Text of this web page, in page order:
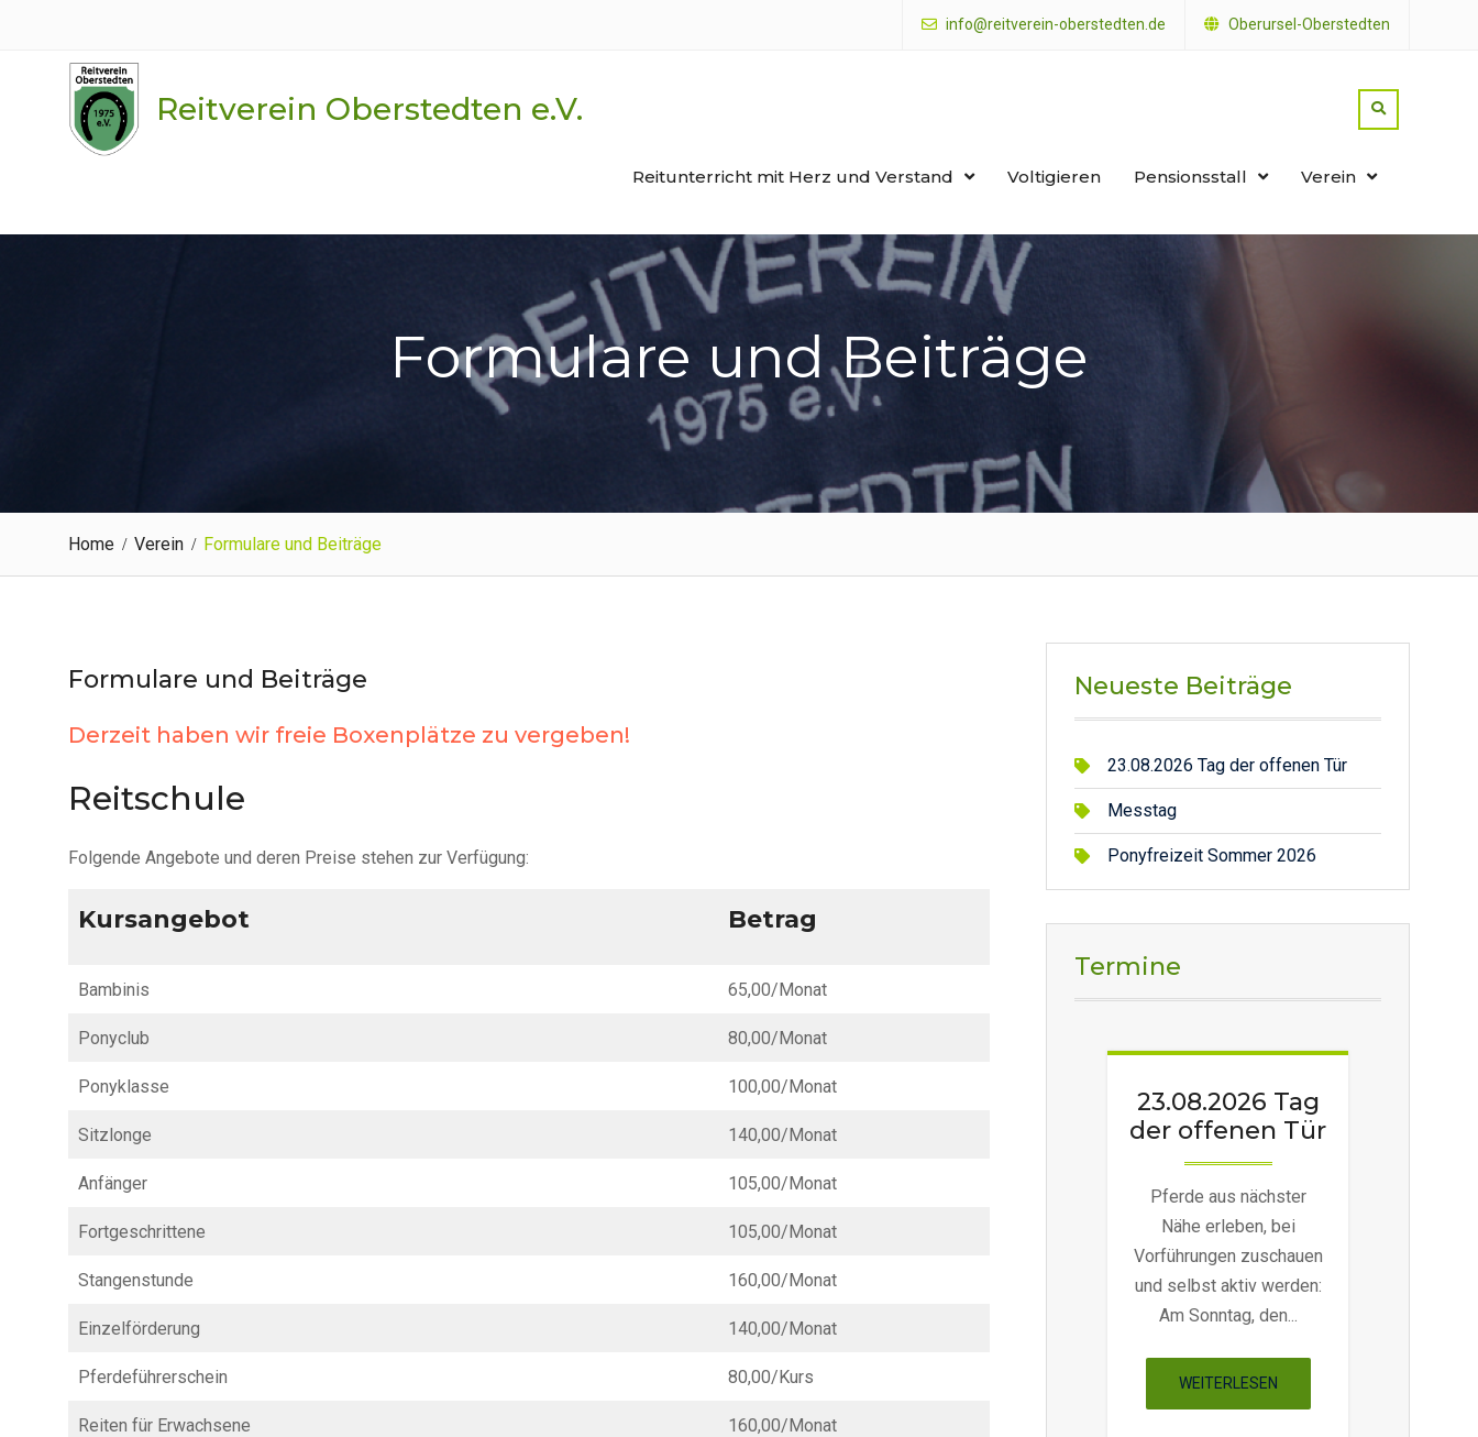
info@reitverein-oberstedten.de Oberursel-Oberstedten
Reitverein Oberstedten e.V.
Reitunterricht mit Herz und Verstand Voltigieren Pensionsstall Verein
Formulare und Beiträge
Home Verein Formulare und Beiträge
Formulare und Beiträge
Derzeit haben wir freie Boxenplätze zu vergeben!
Reitschule
Folgende Angebote und deren Preise stehen zur Verfügung:
Kursangebot Betrag
Bambinis 65,00/Monat
Ponyclub 80,00/Monat
Ponyklasse 100,00/Monat
Sitzlonge 140,00/Monat
Anfänger 105,00/Monat
Fortgeschrittene 105,00/Monat
Stangenstunde 160,00/Monat
Einzelförderung 140,00/Monat
Pferdeführerschein 80,00/Kurs
Reiten für Erwachsene 160,00/Monat
Neueste Beiträge
23.08.2026 Tag der offenen Tür
Messtag
Ponyfreizeit Sommer 2026
Termine
23.08.2026 Tag
der offenen Tür
Pferde aus nächster
Nähe erleben, bei
Vorführungen zuschauen
und selbst aktiv werden:
Am Sonntag, den...
WEITERLESEN"23.08.2026
TAG